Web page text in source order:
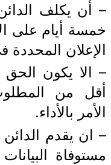
– أن يكلف
خمسة أيام على
الإعلان المحددة
– الا يكون الحق
أقل من
الأمر بالأداء.
– ان يقدم الدائن
مستوفاة